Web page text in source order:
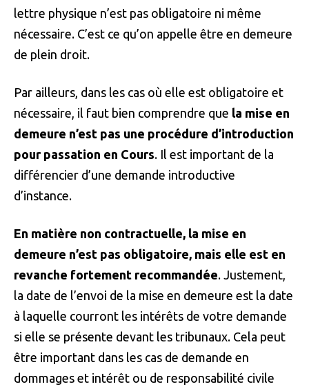
lettre physique n’est pas obligatoire ni même
nécessaire. C’est ce qu’on appelle être en demeure
de plein droit.
Par ailleurs, dans les cas où elle est obligatoire et
nécessaire, il faut bien comprendre que la mise en
demeure n’est pas une procédure d’introduction
pour passation en Cours. Il est important de la
différencier d’une demande introductive
d’instance.
En matière non contractuelle, la mise en
demeure n’est pas obligatoire, mais elle est en
revanche fortement recommandée. Justement,
la date de l’envoi de la mise en demeure est la date
à laquelle courront les intérêts de votre demande
si elle se présente devant les tribunaux. Cela peut
être important dans les cas de demande en
dommages et intérêt ou de responsabilité civile